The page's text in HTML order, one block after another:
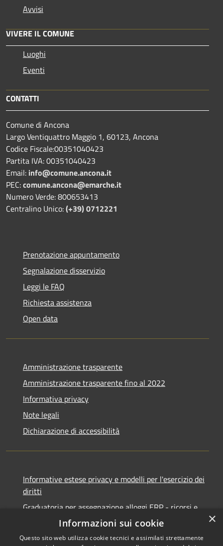
Avvisi
VIVERE IL COMUNE
Luoghi
Eventi
CONTATTI
Comune di Ancona
Largo Ventiquattro Maggio 1, 60123, Ancona
Codice Fiscale:00351040423
Partita IVA: 00351040423
Email: info@comune.ancona.it
PEC:comune.ancona@emarche.it
Numero Verde: 800653413
Centralino Unico:(+39) 0712221
Prenotazione appuntamento
Segnalazione disservizio
Leggi le FAQ
Richiesta assistenza
Open data
Amministrazione trasparente
Amministrazione trasparente fino al 2022
Informativa privacy
Note legali
Dichiarazione di accessibilità
Informative estese privacy e modelli per l'esercizio dei
diritti
Graduatoria per assegnazione alloggi ERP - ricorsi e
×
Informazioni sui cookie
Questo sito web utilizza cookie tecnici e assimilati strettamente